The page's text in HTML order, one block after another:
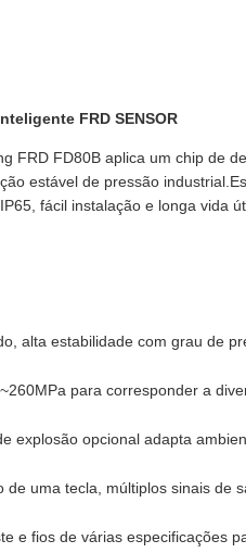
FRD SENSOR
FRD FD80B aplica um chip de
estável de pressão
fácil instalação e longa vida
alta estabilidade com grau de
para corresponder a
explosão opcional adapta
de uma tecla, múltiplos sinais de
e fios de várias especificações